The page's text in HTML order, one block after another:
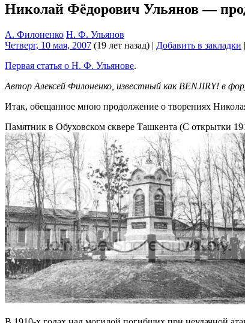
Николай Фёдорович Ульянов —
А. Филоненко Н. Ф. Ульянов
Четверг, 10 мая, 2007 (19 лет назад) | Добавить в закладки |
Первая статья о Н. Ф. Ульянове.
Автор Алексей Филоненко, известный как BENJIRY! в
Итак, обещанное мною продолжение о творениях
Памятник в Обуховском сквере Ташкента (С открытки